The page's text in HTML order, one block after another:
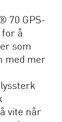
70 GPS-
å
som
med mer
vite når